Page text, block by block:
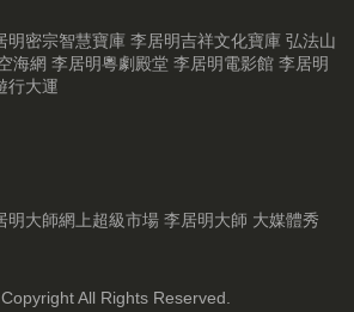
明密宗智慧寶庫 李居明吉祥文化寶庫 弘法山
海網 李居明粵劇殿堂 李居明電影館 李居明
行大運
明大師網上超級市場 李居明大師 大媒體秀
All Rights Reserved.